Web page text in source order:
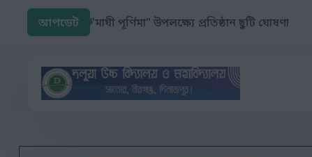
আপডেট "মাঘী পূর্ণিমা" উপলক্ষ্যে প্রতিষ্ঠান ছুটি ঘোষণা